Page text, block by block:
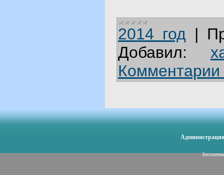
2014 год |
Добавил:
Комментарии